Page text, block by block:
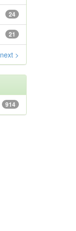
24
21
next >
914